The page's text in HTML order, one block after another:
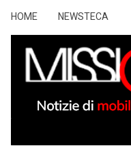
HOME NEWSTECA